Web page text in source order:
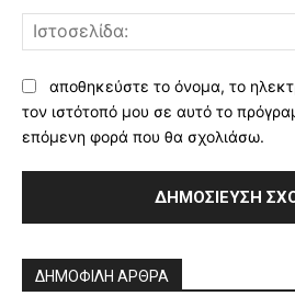
αποθηκεύστε το όνομα, το
τον ιστότοπό μου σε αυτό το
επόμενη φορά που θα σχολιάσω.
ΔΗΜΟΦΙΛΗ ΑΡΘΡΑ